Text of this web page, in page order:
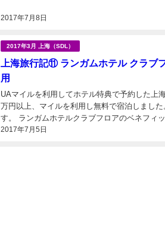
2017年7月8日
2017年3月 上海（SDL）
上海旅行記⑪ ランガムホテル クラブ
用
2017年7月5日
UAマイルを利用してホテル特典で予約した上
万円以上、マイルを利用し無料で宿泊しまし
す。 ランガムホテルクラブフロアのベネフィット ピンクタクシーに乗る ランガムホテル入り口
にイギリスのロンドンタクシーのピンクバージ